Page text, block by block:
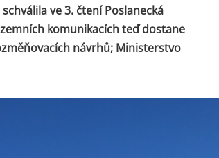
ve 3. čtení Poslanecká
komunikacích teď dostane
návrhů; Ministerstvo